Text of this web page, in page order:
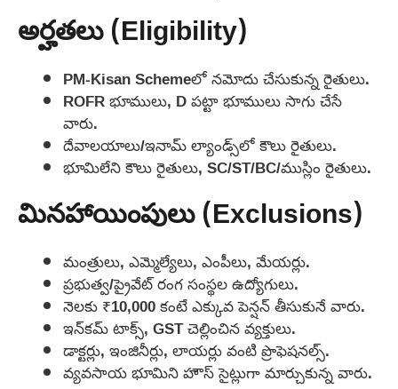
అర్హతలు (Eligibility)
PM-Kisan Schemeలో నమోదు చేసుకున్న రైతులు.
ROFR భూములు, D పట్టా భూములు సాగు చేసే
వారు.
దేవాలయాలు/ఇనామ్‌ ల్యాండ్స్‌లో కౌలు రైతులు.
భూమిలేని కౌలు రైతులు, SC/ST/BC/ముస్లిం రైతులు.
మినహాయింపులు (Exclusions)
మంత్రులు, ఎమ్మెల్యేలు, ఎంపీలు, మేయర్లు.
ప్రభుత్వ/ప్రైవేట్ రంగ సంస్థల ఉద్యోగులు.
నెలకు ₹10,000 కంటే ఎక్కువ పెన్షన్‌ తీసుకునే వారు.
ఇన్‌కమ్ టాక్స్, GST చెల్లించిన వ్యక్తులు.
డాక్టర్లు, ఇంజినీర్లు, లాయర్లు వంటి ప్రొఫెషనల్స్.
వ్యవసాయ భూమిని హౌస్ సైట్లుగా మార్చుకున్న వారు.